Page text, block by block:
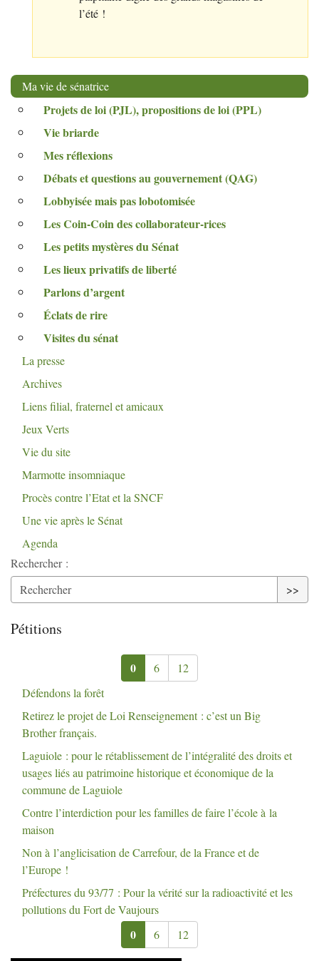
l’été !
Ma vie de sénatrice
Projets de loi (PJL), propositions de loi (PPL)
Vie briarde
Mes réflexions
Débats et questions au gouvernement (QAG)
Lobbyisée mais pas lobotomisée
Les Coin-Coin des collaborateur-rices
Les petits mystères du Sénat
Les lieux privatifs de liberté
Parlons d’argent
Éclats de rire
Visites du sénat
La presse
Archives
Liens filial, fraternel et amicaux
Jeux Verts
Vie du site
Marmotte insomniaque
Procès contre l’Etat et la SNCF
Une vie après le Sénat
Agenda
Rechercher :
>>
Pétitions
0 6
12
Défendons la forêt
Retirez le projet de Loi Renseignement : c’est un Big
Brother français.
Laguiole : pour le rétablissement de l’intégralité des droits et
usages liés au patrimoine historique et économique de la
commune de Laguiole
Contre l’interdiction pour les familles de faire l’école à la
maison
Non à l’anglicisation de Carrefour, de la France et de
l’Europe !
Préfectures du 93/77 : Pour la vérité sur la radioactivité et les
pollutions du Fort de Vaujours
0 6 12